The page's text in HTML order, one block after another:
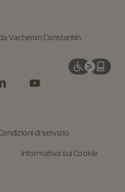
Vacheron Constantin.
di servizio
Informativa sui Cookie